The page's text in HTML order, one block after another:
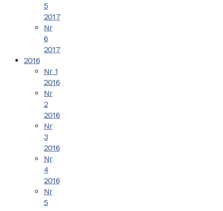
5
2017
Nr
6
2017
2016
Nr 1
2016
Nr
2
2016
Nr
3
2016
Nr
4
2016
Nr
5